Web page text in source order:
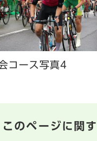
コース写真4
このページに関